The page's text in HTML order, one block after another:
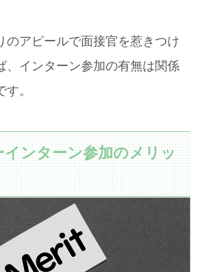
のアピールで面接官を惹きつけ
、インターン参加の有無は関係
。
インターン参加のメリッ